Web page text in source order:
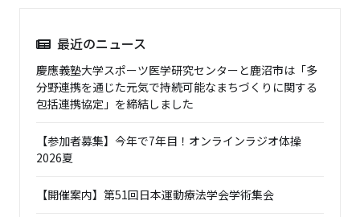
最近のニュース
慶應義塾大学スポーツ医学研究センターと鹿沼市は「多
分野連携を通じた元気で持続可能なまちづくりに関する
包括連携協定」を締結しました
【参加者募集】今年で7年目！オンラインラジオ体操
2026夏
【開催案内】第51回日本運動療法学会学術集会